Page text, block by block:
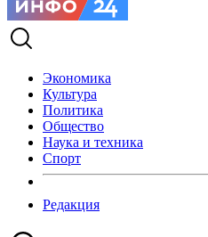
Экономика
Культура
Политика
Общество
Наука и техника
Спорт
Редакция